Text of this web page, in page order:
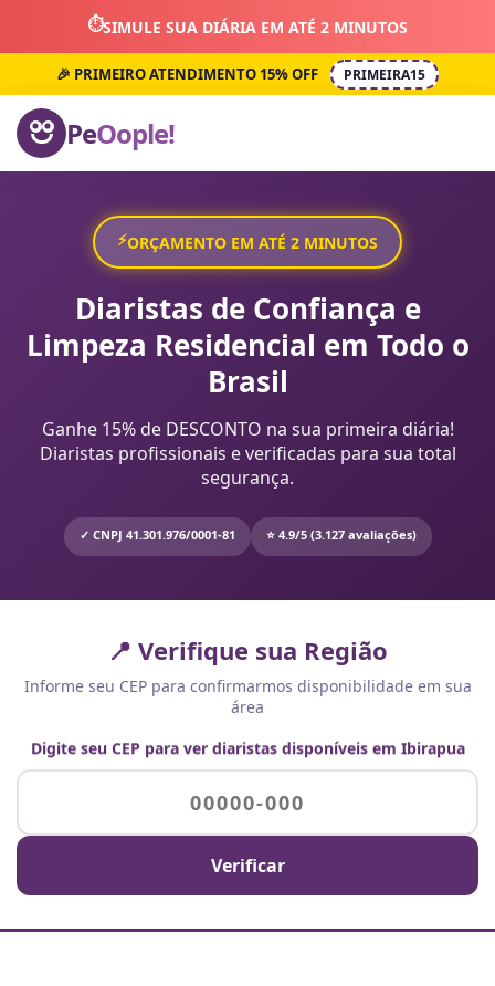
⏱️SIMULE SUA DIÁRIA EM ATÉ 2 MINUTOS
🎉 PRIMEIRO ATENDIMENTO 15% OFF PRIMEIRA15
PeOople!
⚡ORÇAMENTO EM ATÉ 2 MINUTOS
Diaristas de Confiança e
Limpeza Residencial em Todo o
Brasil
Ganhe 15% de DESCONTO na sua primeira diária!
Diaristas profissionais e verificadas para sua total
segurança.
✓ CNPJ 41.301.976/0001-81 ⭐ 4.9/5 (3.127 avaliações)
📍 Verifique sua Região
Informe seu CEP para confirmarmos disponibilidade em sua
área
Digite seu CEP para ver diaristas disponíveis em Ibirapua
Verificar